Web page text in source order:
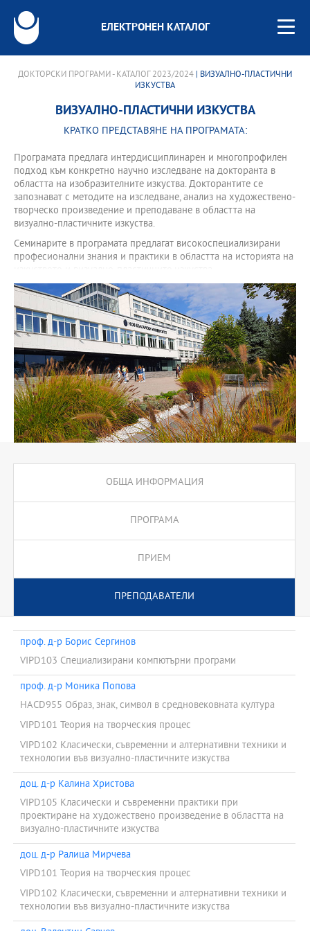
ЕЛЕКТРОНЕН КАТАЛОГ
ДОКТОРСКИ ПРОГРАМИ - КАТАЛОГ 2023/2024 | ВИЗУАЛНО-ПЛАСТИЧНИ
ИЗКУСТВА
ВИЗУАЛНО-ПЛАСТИЧНИ ИЗКУСТВА
КРАТКО ПРЕДСТАВЯНЕ НА ПРОГРАМАТА:
Програмата предлага интердисциплинарен и многопрофилен
подход към конкретно научно изследване на докторанта в
областта на изобразителните изкуства. Докторантите се
запознават с методите на изследване, анализ на художествено-
творческо произведение и преподаване в областта на
визуално-пластичните изкуства.
Семинарите в програмата предлагат високоспециализирани
професионални знания и практики в областта на историята на
ОБЩА ИНФОРМАЦИЯ
ПРОГРАМА
ПРИЕМ
ПРЕПОДАВАТЕЛИ
проф. д-р Борис Сергинов
VIPD103 Специализирани компютърни програми
проф. д-р Моника Попова
HACD955 Образ, знак, символ в средновековната култура
VIPD101 Теория на творческия процес
VIPD102 Класически, съвременни и алтернативни техники и
технологии във визуално-пластичните изкуства
доц. д-р Калина Христова
VIPD105 Класически и съвременни практики при
проектиране на художествено произведение в областта на
визуално-пластичните изкуства
доц. д-р Ралица Мирчева
VIPD101 Теория на творческия процес
VIPD102 Класически, съвременни и алтернативни техники и
технологии във визуално-пластичните изкуства